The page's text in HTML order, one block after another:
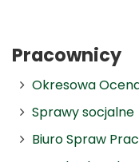
Pracownicy
Okresowa
Sprawy socjalne
Biuro Spraw